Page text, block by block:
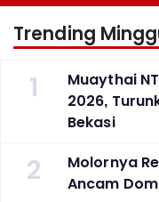
Trending
1
Muaythai
2026,
Bekasi
2
Molornya
Ancam